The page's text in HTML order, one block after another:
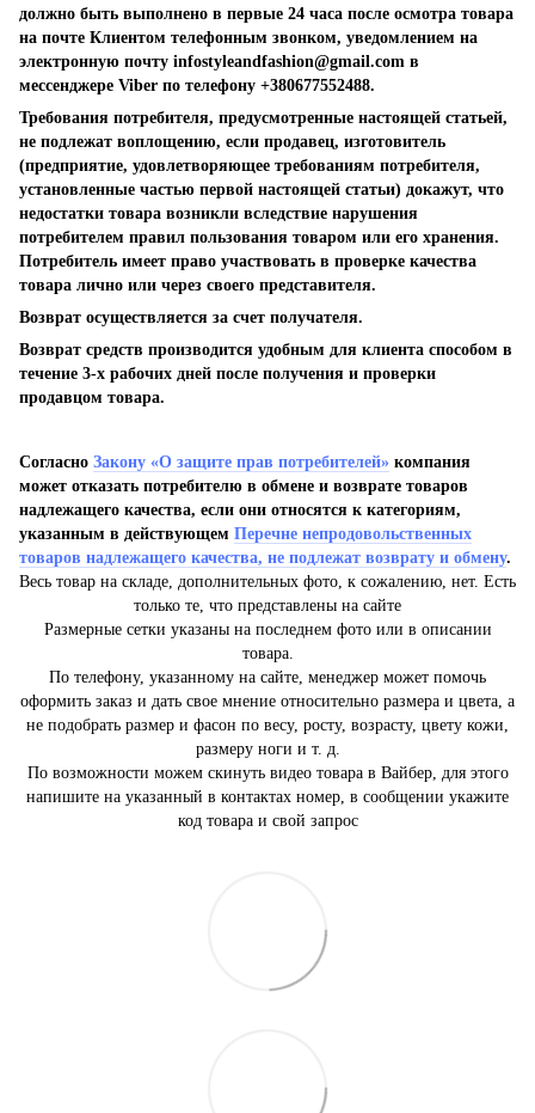
должно быть выполнено в первые 24 часа после осмотра товара
на почте Клиентом телефонным звонком, уведомлением на
электронную почту infostyleandfashion@gmail.com в
мессенджере Viber по телефону +380677552488.
Требования потребителя, предусмотренные настоящей статьей,
не подлежат воплощению, если продавец, изготовитель
(предприятие, удовлетворяющее требованиям потребителя,
установленные частью первой настоящей статьи) докажут, что
недостатки товара возникли вследствие нарушения
потребителем правил пользования товаром или его хранения.
Потребитель имеет право участвовать в проверке качества
товара лично или через своего представителя.
Возврат осуществляется за счет получателя.
Возврат средств производится удобным для клиента способом в
течение 3-х рабочих дней после получения и проверки
продавцом товара.
Согласно Закону «О защите прав потребителей» компания
может отказать потребителю в обмене и возврате товаров
надлежащего качества, если они относятся к категориям,
указанным в действующем Перечне непродовольственных
товаров надлежащего качества, не подлежат возврату и обмену.
Весь товар на складе, дополнительных фото, к сожалению, нет. Есть
только те, что представлены на сайте
Размерные сетки указаны на последнем фото или в описании
товара.
По телефону, указанному на сайте, менеджер может помочь
оформить заказ и дать свое мнение относительно размера и цвета, а
не подобрать размер и фасон по весу, росту, возрасту, цвету кожи,
размеру ноги и т. д.
По возможности можем скинуть видео товара в Вайбер, для этого
напишите на указанный в контактах номер, в сообщении укажите
код товара и свой запрос